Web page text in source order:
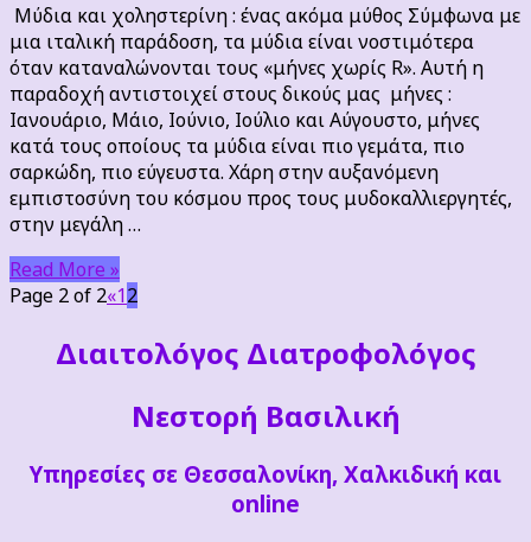
Μύδια και χοληστερίνη : ένας ακόμα μύθος Σύμφωνα με
μια ιταλική παράδοση, τα μύδια είναι νοστιμότερα
όταν καταναλώνονται τους «μήνες χωρίς R». Αυτή η
παραδοχή αντιστοιχεί στους δικούς μας μήνες :
Ιανουάριο, Μάιο, Ιούνιο, Ιούλιο και Αύγουστο, μήνες
κατά τους οποίους τα μύδια είναι πιο γεμάτα, πιο
σαρκώδη, πιο εύγευστα. Χάρη στην αυξανόμενη
εμπιστοσύνη του κόσμου προς τους μυδοκαλλιεργητές,
στην μεγάλη …
Read More »
Page 2 of 2«12
Διαιτoλόγος Διατροφολόγος
Νεστορή Βασιλική
Υπηρεσίες σε Θεσσαλονίκη, Χαλκιδική και
online